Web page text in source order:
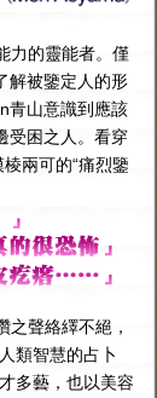
力的靈能者。僅
解被鑒定人的形
青山意識到應該
受困之人。看穿
兩可的“痛烈鑒
之聲絡繹不絕，
類智慧的占卜
多藝，也以美容